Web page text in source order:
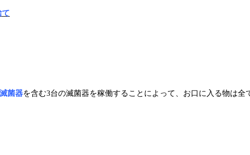
て
菌器を含む3台の滅菌器を稼働することによって、お口に入る物は全